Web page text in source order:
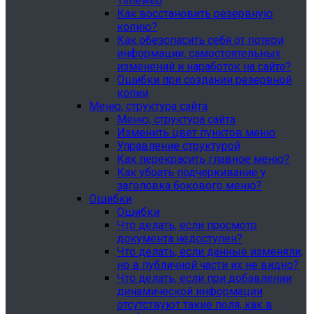
Как восстановить резервную
копию?
Как обезопасить себя от потери
информации, самостоятельных
изменений и наработок на сайте?
Ошибки при создании резервной
копии
Меню, структура сайта
Меню, структура сайта
Изменить цвет пунктов меню
Управление структурой
Как перекрасить главное меню?
Как убрать подчеркивание у
заголовка бокового меню?
Ошибки
Ошибки
Что делать, если просмотр
документа недоступен?
Что делать, если данные изменяли,
но в публичной части их не видно?
Что делать, если при добавлении
динамической информации
отсутствуют такие поля, как в